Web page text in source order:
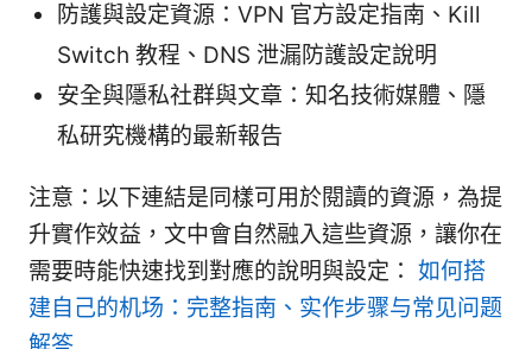
防護與設定資源：VPN 官方設定指南、Kill
Switch 教程、DNS 泄漏防護設定說明
安全與隱私社群與文章：知名技術媒體、隱
私研究機構的最新報告
注意：以下連結是同樣可用於閱讀的資源，為提
升實作效益，文中會自然融入這些資源，讓你在
需要時能快速找到對應的說明與設定： 如何搭
建自己的机场：完整指南、实作步骤与常见问题